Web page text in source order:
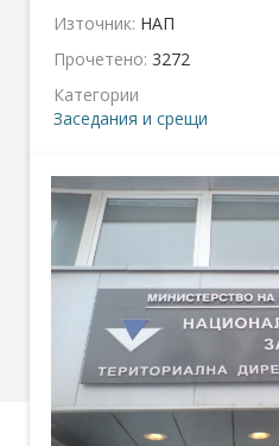
Източник: НАП
Прочетено: 3272
Категории
Заседания и срещи